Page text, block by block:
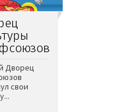
Дворец
свои